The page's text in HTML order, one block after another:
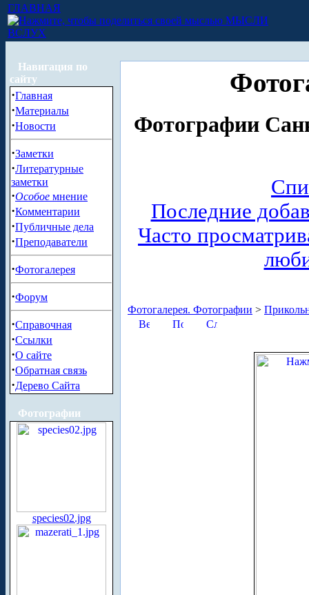
ГЛАВНАЯ
МЫСЛИ
ВСЛУХ
Навигация по
сайту
·Главная
·Материалы
·Новости
·Заметки
·Литературные
заметки
·Особое мнение
·Комментарии
·Публичные дела
·Преподаватели
·Фотогалерея
·Форум
·Справочная
·Ссылки
·О сайте
·Обратная связь
·Дерево Сайта
Фотографии
species02.jpg
Фотографии
Последние
Часто
Фотогалерея. Фотографии >